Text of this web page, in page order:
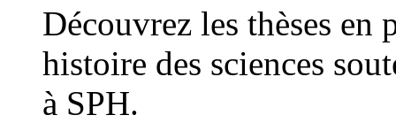
Découvrez les thèses
histoire des sciences
à SPH.